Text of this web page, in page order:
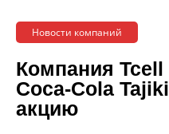
Новости компаний
Компания Tcell
Coca-Cola
акцию